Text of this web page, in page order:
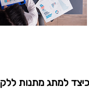
כיצד למתג מתנות